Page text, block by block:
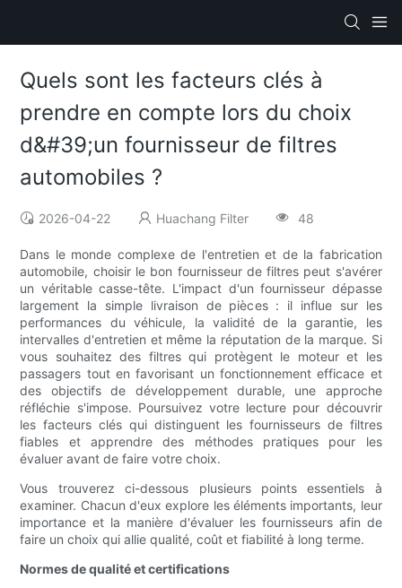
Quels sont les facteurs clés à
prendre en compte lors du choix
d&#39;un fournisseur de filtres
automobiles ?
2026-04-22 Huachang Filter 48
Dans le monde complexe de l'entretien et de la fabrication
automobile, choisir le bon fournisseur de filtres peut s'avérer
un véritable casse-tête. L'impact d'un fournisseur dépasse
largement la simple livraison de pièces : il influe sur les
performances du véhicule, la validité de la garantie, les
intervalles d'entretien et même la réputation de la marque. Si
vous souhaitez des filtres qui protègent le moteur et les
passagers tout en favorisant un fonctionnement efficace et
des objectifs de développement durable, une approche
réfléchie s'impose. Poursuivez votre lecture pour découvrir
les facteurs clés qui distinguent les fournisseurs de filtres
fiables et apprendre des méthodes pratiques pour les
évaluer avant de faire votre choix.
Vous trouverez ci-dessous plusieurs points essentiels à
examiner. Chacun d'eux explore les éléments importants, leur
importance et la manière d'évaluer les fournisseurs afin de
faire un choix qui allie qualité, coût et fiabilité à long terme.
Normes de qualité et certifications